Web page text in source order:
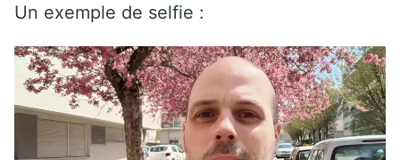
Un exemple de selfie :